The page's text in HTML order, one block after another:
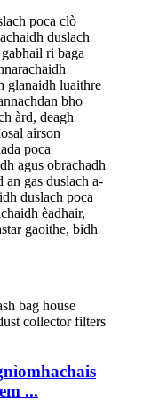
poca clò
duslach
ri baga
glanaidh luaithre
bho
àrd, deagh
airson
poca
agus obrachadh
an gas duslach a-
duslach poca
èadhair,
gaoithe, bidh
...